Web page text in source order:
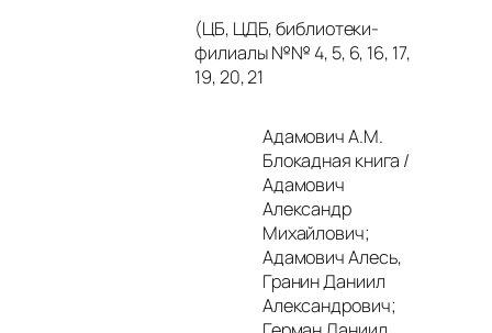
(ЦБ, ЦДБ, библиотеки-
филиалы №№ 4, 5, 6, 16, 17,
19, 20, 21
Адамович А.М.
Блокадная книга /
Адамович
Александр
Михайлович;
Адамович Алесь,
Гранин Даниил
Александрович;